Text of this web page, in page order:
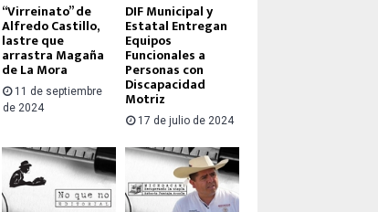
“Virreinato” de
Alfredo Castillo,
lastre que
arrastra Magaña
de La Mora
11 de septiembre
de 2024
DIF Municipal y
Estatal Entregan
Equipos
Funcionales a
Personas con
Discapacidad
Motriz
17 de julio de 2024